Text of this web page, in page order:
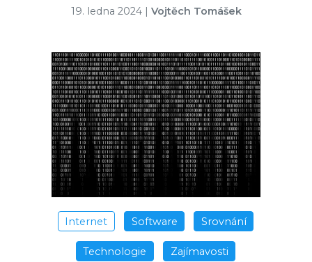
19. ledna 2024| Vojtěch Tomášek
Internet Software Srovnání
Technologie Zajímavosti